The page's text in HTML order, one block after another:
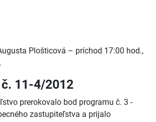
Plošticová – príchod 17:00 hod.,
11-4/2012
prerokovalo bod programu č. 3 -
zastupiteľstva a prijalo